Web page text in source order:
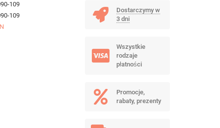
109
109
Dostarczymy w
3 dni
Wszystkie
rodzaje
płatności
Promocje,
rabaty, prezenty